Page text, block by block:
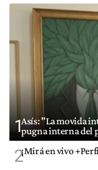
1Asís: "La movida
pugna interna del
2¡Mirá en vivo